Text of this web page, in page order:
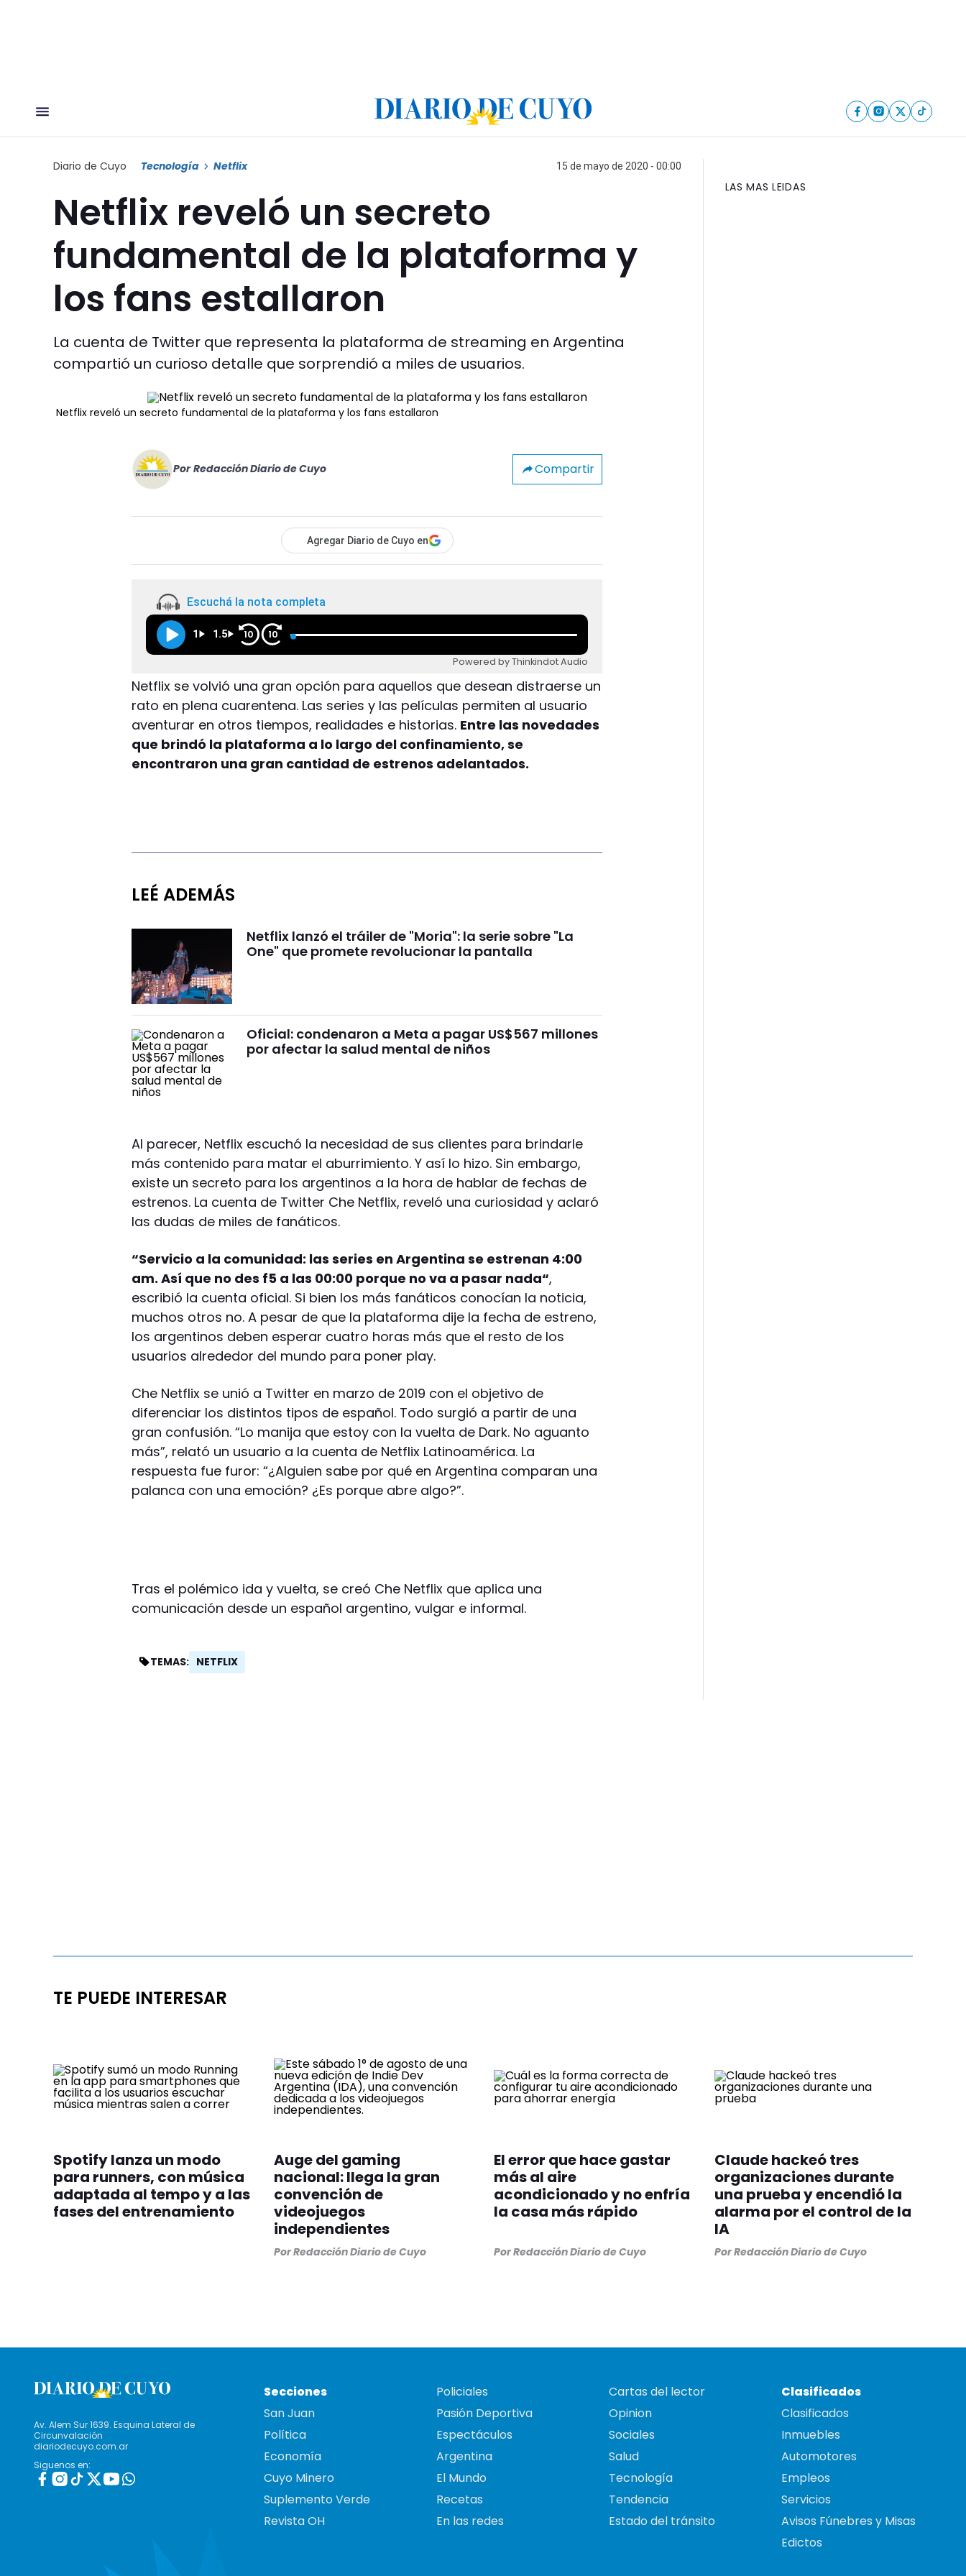
Diario de Cuyo Tecnología Netflix 15 de mayo de 2020 - 00:00
Netflix reveló un secreto
fundamental de la plataforma y
los fans estallaron
La cuenta de Twitter que representa la plataforma de streaming en Argentina
compartió un curioso detalle que sorprendió a miles de usuarios.
Netflix reveló un secreto fundamental de la plataforma y los fans estallaron
Por Redacción Diario de Cuyo Compartir
Agregar Diario de Cuyo en
Escuchá la nota completa
1 1.5 10 10
Powered by Thinkindot Audio
Netflix se volvió una gran opción para aquellos que desean distraerse un
rato en plena cuarentena. Las series y las películas permiten al usuario
aventurar en otros tiempos, realidades e historias. Entre las novedades
que brindó la plataforma a lo largo del confinamiento, se
encontraron una gran cantidad de estrenos adelantados.
LEÉ ADEMÁS
Netflix lanzó el tráiler de "Moria": la serie sobre "La
One" que promete revolucionar la pantalla
Oficial: condenaron a Meta a pagar US$567 millones
por afectar la salud mental de niños
Al parecer, Netflix escuchó la necesidad de sus clientes para brindarle
más contenido para matar el aburrimiento. Y así lo hizo. Sin embargo,
existe un secreto para los argentinos a la hora de hablar de fechas de
estrenos. La cuenta de Twitter Che Netflix, reveló una curiosidad y aclaró
las dudas de miles de fanáticos.
“Servicio a la comunidad: las series en Argentina se estrenan 4:00
am. Así que no des f5 a las 00:00 porque no va a pasar nada“,
escribió la cuenta oficial. Si bien los más fanáticos conocían la noticia,
muchos otros no. A pesar de que la plataforma dije la fecha de estreno,
los argentinos deben esperar cuatro horas más que el resto de los
usuarios alrededor del mundo para poner play.
Che Netflix se unió a Twitter en marzo de 2019 con el objetivo de
diferenciar los distintos tipos de español. Todo surgió a partir de una
gran confusión. “Lo manija que estoy con la vuelta de Dark. No aguanto
más”, relató un usuario a la cuenta de Netflix Latinoamérica. La
respuesta fue furor: “¿Alguien sabe por qué en Argentina comparan una
palanca con una emoción? ¿Es porque abre algo?”.
Tras el polémico ida y vuelta, se creó Che Netflix que aplica una
comunicación desde un español argentino, vulgar e informal.
TEMAS: NETFLIX
LAS MAS LEIDAS
TE PUEDE INTERESAR
Spotify lanza un modo
para runners, con música
adaptada al tempo y a las
fases del entrenamiento
Auge del gaming
nacional: llega la gran
convención de
videojuegos
independientes
PorRedacción Diario de Cuyo
El error que hace gastar
más al aire
acondicionado y no enfría
la casa más rápido
PorRedacción Diario de Cuyo
Claude hackeó tres
organizaciones durante
una prueba y encendió la
alarma por el control de la
IA
PorRedacción Diario de Cuyo
Av. Alem Sur 1639. Esquina Lateral de
Circunvalación
diariodecuyo.com.ar
Siguenos en:
Secciones
San Juan
Política
Economía
Cuyo Minero
Suplemento Verde
Revista OH
Policiales
Pasión Deportiva
Espectáculos
Argentina
El Mundo
Recetas
En las redes
Cartas del lector
Opinion
Sociales
Salud
Tecnología
Tendencia
Estado del tránsito
Clasificados
Clasificados
Inmuebles
Automotores
Empleos
Servicios
Avisos Fúnebres y Misas
Edictos